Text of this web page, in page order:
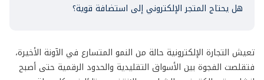
هل يحتاج المتجر الإلكتروني إلى استضافة قوية؟
تعيش التجارة الإلكترونية حالة من النمو المتسارع في الآونة الأخيرة،
فتقلصت الفجوة بين الأسواق التقليدية والحدود الرقمية حتى أصبح